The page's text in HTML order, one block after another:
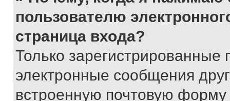
пользователю
страница входа?
Только зарегистрированные
электронные сообщения
встроенную почтовую